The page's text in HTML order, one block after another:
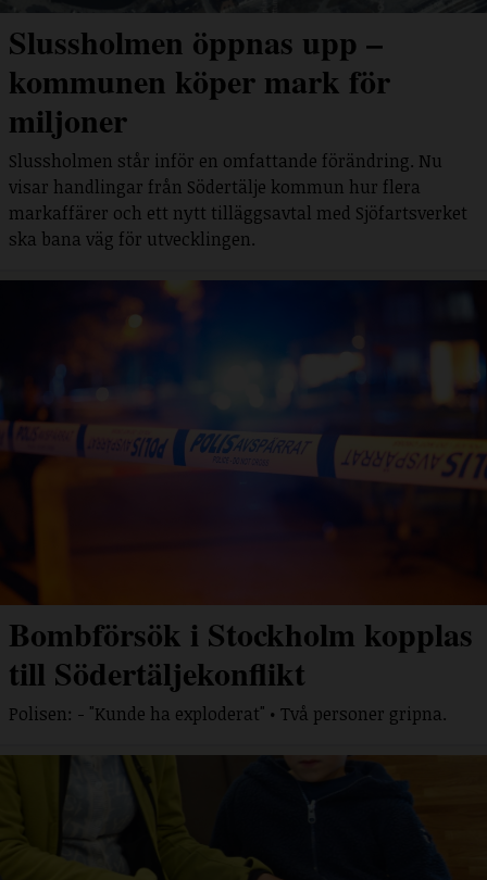
Slussholmen öppnas upp –
kommunen köper mark för
miljoner
Slussholmen står inför en omfattande förändring. Nu
visar handlingar från Södertälje kommun hur flera
markaffärer och ett nytt tilläggsavtal med Sjöfartsverket
ska bana väg för utvecklingen.
Bombförsök i Stockholm kopplas
till Södertäljekonflikt
Polisen: - "Kunde ha exploderat" • Två personer gripna.